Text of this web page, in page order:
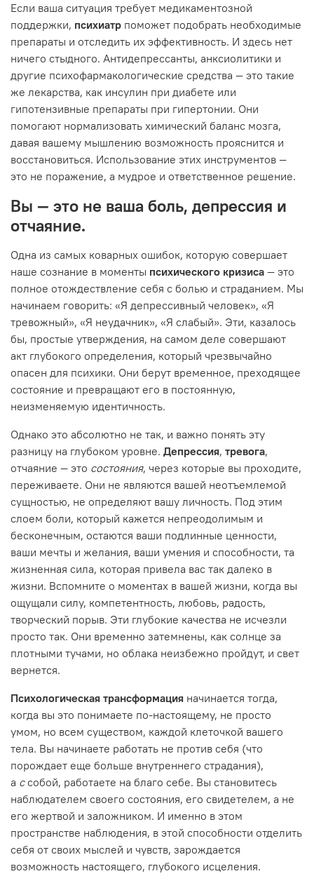
Если ваша ситуация требует медикаментозной
поддержки, психиатр поможет подобрать необходимые
препараты и отследить их эффективность. И здесь нет
ничего стыдного. Антидепрессанты, анксиолитики и
другие психофармакологические средства — это такие
же лекарства, как инсулин при диабете или
гипотензивные препараты при гипертонии. Они
помогают нормализовать химический баланс мозга,
давая вашему мышлению возможность прояснится и
восстановиться. Использование этих инструментов —
это не поражение, а мудрое и ответственное решение.
Вы — это не ваша боль, депрессия и
отчаяние.
Одна из самых коварных ошибок, которую совершает
наше сознание в моменты психического кризиса — это
полное отождествление себя с болью и страданием. Мы
начинаем говорить: «Я депрессивный человек», «Я
тревожный», «Я неудачник», «Я слабый». Эти, казалось
бы, простые утверждения, на самом деле совершают
акт глубокого определения, который чрезвычайно
опасен для психики. Они берут временное, преходящее
состояние и превращают его в постоянную,
неизменяемую идентичность.
Однако это абсолютно не так, и важно понять эту
разницу на глубоком уровне. Депрессия, тревога,
отчаяние — это состояния, через которые вы проходите,
переживаете. Они не являются вашей неотъемлемой
сущностью, не определяют вашу личность. Под этим
слоем боли, который кажется непреодолимым и
бесконечным, остаются ваши подлинные ценности,
ваши мечты и желания, ваши умения и способности, та
жизненная сила, которая привела вас так далеко в
жизни. Вспомните о моментах в вашей жизни, когда вы
ощущали силу, компетентность, любовь, радость,
творческий порыв. Эти глубокие качества не исчезли
просто так. Они временно затемнены, как солнце за
плотными тучами, но облака неизбежно пройдут, и свет
вернется.
Психологическая трансформация начинается тогда,
когда вы это понимаете по-настоящему, не просто
умом, но всем существом, каждой клеточкой вашего
тела. Вы начинаете работать не против себя (что
порождает еще больше внутреннего страдания),
а с собой, работаете на благо себе. Вы становитесь
наблюдателем своего состояния, его свидетелем, а не
его жертвой и заложником. И именно в этом
пространстве наблюдения, в этой способности отделить
себя от своих мыслей и чувств, зарождается
возможность настоящего, глубокого исцеления.